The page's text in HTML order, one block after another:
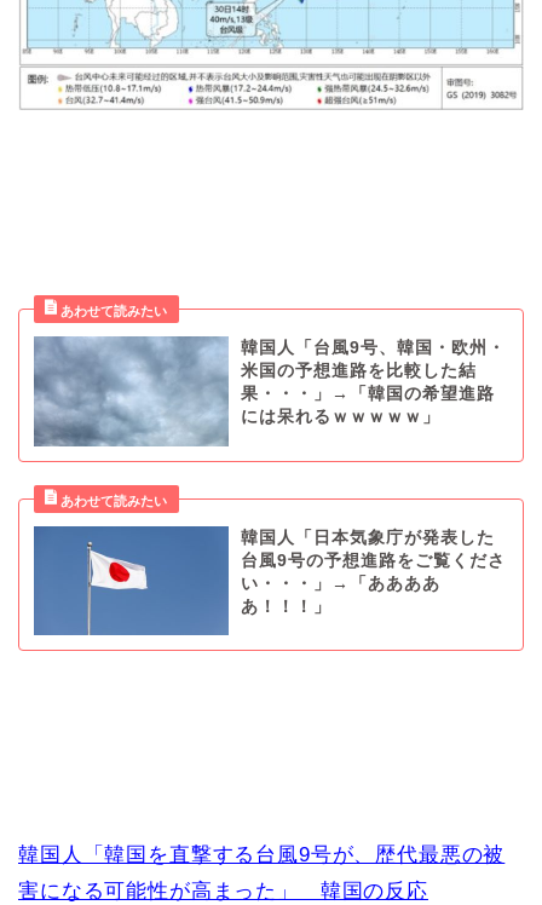
韓国人「台風9号、韓国・欧州・
米国の予想進路を比較した結
果・・・」→「韓国の希望進路
には呆れるｗｗｗｗｗ」
韓国人「日本気象庁が発表した
台風9号の予想進路をご覧くださ
い・・・」→「ああああ
あ！！！」
韓国人「韓国を直撃する台風9号が、歴代最悪の被
害になる可能性が高まった」 韓国の反応